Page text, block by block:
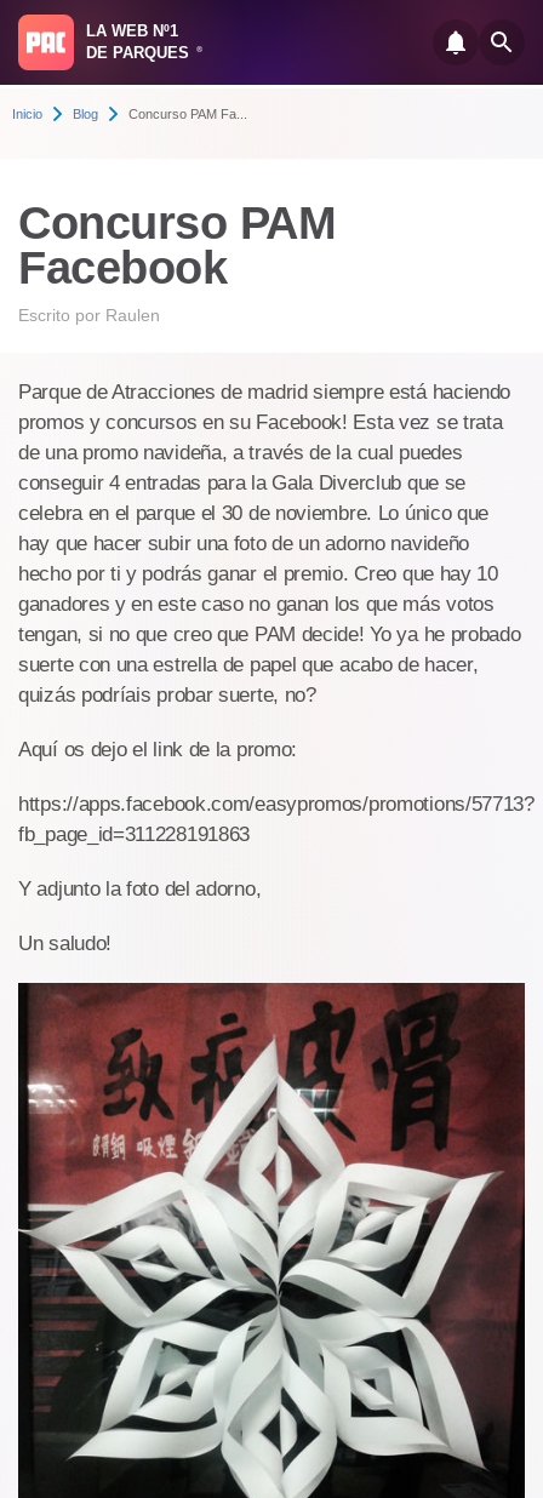
LA WEB Nº1
DE PARQUES
®
Inicio Blog Concurso PAM Fa...
Concurso PAM
Facebook
Escrito por Raulen
Parque de Atracciones de madrid siempre está haciendo
promos y concursos en su Facebook! Esta vez se trata
de una promo navideña, a través de la cual puedes
conseguir 4 entradas para la Gala Diverclub que se
celebra en el parque el 30 de noviembre. Lo único que
hay que hacer subir una foto de un adorno navideño
hecho por ti y podrás ganar el premio. Creo que hay 10
ganadores y en este caso no ganan los que más votos
tengan, si no que creo que PAM decide! Yo ya he probado
suerte con una estrella de papel que acabo de hacer,
quizás podríais probar suerte, no?
Aquí os dejo el link de la promo:
https://apps.facebook.com/easypromos/promotions/57713?
fb_page_id=311228191863
Y adjunto la foto del adorno,
Un saludo!